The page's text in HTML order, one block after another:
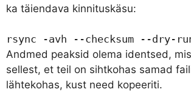
ka täiendava kinnituskäsu:
rsync -avh --checksum --dry-
Andmed peaksid olema identsed,
sellest, et teil on sihtkohas samad
lähtekohas, kust need kopeeriti.